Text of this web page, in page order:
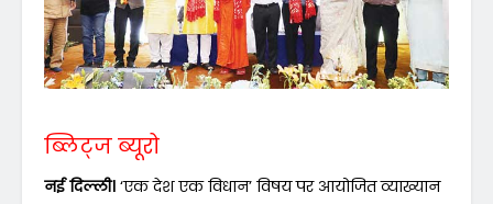
ब्लिट्ज ब्यूरो
नई दिल्ली। ‘एक देश एक विधान’ विषय पर आयोजित व्याख्यान